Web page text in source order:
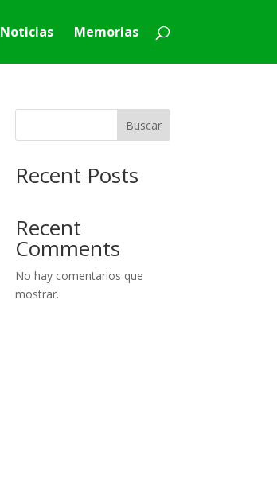
Noticias Memorias
Buscar
Recent Posts
Recent
Comments
No hay comentarios que
mostrar.